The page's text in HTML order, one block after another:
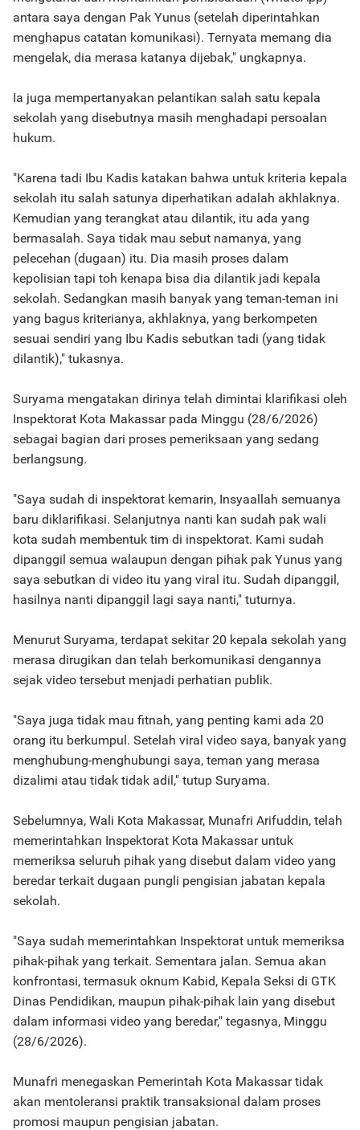
antara saya dengan Pak Yunus (setelah diperintahkan
menghapus catatan komunikasi). Ternyata memang dia
mengelak, dia merasa katanya dijebak," ungkapnya.
Ia juga mempertanyakan pelantikan salah satu kepala
sekolah yang disebutnya masih menghadapi persoalan
hukum.
"Karena tadi Ibu Kadis katakan bahwa untuk kriteria kepala
sekolah itu salah satunya diperhatikan adalah akhlaknya.
Kemudian yang terangkat atau dilantik, itu ada yang
bermasalah. Saya tidak mau sebut namanya, yang
pelecehan (dugaan) itu. Dia masih proses dalam
kepolisian tapi toh kenapa bisa dia dilantik jadi kepala
sekolah. Sedangkan masih banyak yang teman-teman ini
yang bagus kriterianya, akhlaknya, yang berkompeten
sesuai sendiri yang Ibu Kadis sebutkan tadi (yang tidak
dilantik)," tukasnya.
Suryama mengatakan dirinya telah dimintai klarifikasi oleh
Inspektorat Kota Makassar pada Minggu (28/6/2026)
sebagai bagian dari proses pemeriksaan yang sedang
berlangsung.
"Saya sudah di inspektorat kemarin, Insyaallah semuanya
baru diklarifikasi. Selanjutnya nanti kan sudah pak wali
kota sudah membentuk tim di inspektorat. Kami sudah
dipanggil semua walaupun dengan pihak pak Yunus yang
saya sebutkan di video itu yang viral itu. Sudah dipanggil,
hasilnya nanti dipanggil lagi saya nanti," tuturnya.
Menurut Suryama, terdapat sekitar 20 kepala sekolah yang
merasa dirugikan dan telah berkomunikasi dengannya
sejak video tersebut menjadi perhatian publik.
"Saya juga tidak mau fitnah, yang penting kami ada 20
orang itu berkumpul. Setelah viral video saya, banyak yang
menghubung-menghubungi saya, teman yang merasa
dizalimi atau tidak tidak adil," tutup Suryama.
Sebelumnya, Wali Kota Makassar, Munafri Arifuddin, telah
memerintahkan Inspektorat Kota Makassar untuk
memeriksa seluruh pihak yang disebut dalam video yang
beredar terkait dugaan pungli pengisian jabatan kepala
sekolah.
"Saya sudah memerintahkan Inspektorat untuk memeriksa
pihak-pihak yang terkait. Sementara jalan. Semua akan
konfrontasi, termasuk oknum Kabid, Kepala Seksi di GTK
Dinas Pendidikan, maupun pihak-pihak lain yang disebut
dalam informasi video yang beredar," tegasnya, Minggu
(28/6/2026).
Munafri menegaskan Pemerintah Kota Makassar tidak
akan mentoleransi praktik transaksional dalam proses
promosi maupun pengisian jabatan.